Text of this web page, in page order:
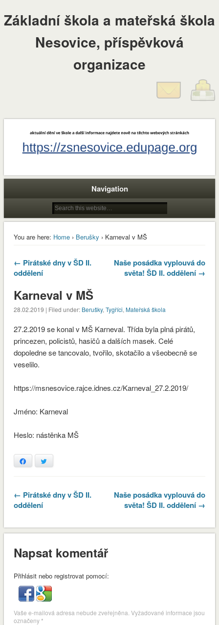
Základní škola a mateřská škola
Nesovice, příspěvková
organizace
envvyuctovani_osvedceni-1-1
Navigation
You are here: Home› Berušky › Karneval v MŠ
← Pirátské dny v ŠD II.
oddělení
Naše posádka vyplouvá do
světa! ŠD II. oddělení →
Karneval v MŠ
28.02.2019 | Filed under: Berušky, Tygříci, Mateřská škola
27.2.2019 se konal v MŠ Karneval. Třída byla plná pirátů,
princezen, policistů, hasičů a dalších masek. Celé
dopoledne se tancovalo, tvořilo, skotačilo a všeobecně se
veselilo.
https://msnesovice.rajce.idnes.cz/Karneval_27.2.2019/
Jméno: Karneval
Heslo: nástěnka MŠ
Facebook
← Pirátské dny v ŠD II.
oddělení
Naše posádka vyplouvá do
světa! ŠD II. oddělení →
Napsat komentář
Přihlásit nebo registrovat pomocí:
Vaše e-mailová adresa nebude zveřejněna. Vyžadované informace jsou
označeny*